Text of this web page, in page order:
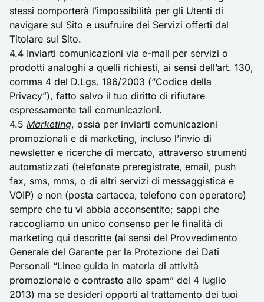
stessi comporterà l’impossibilità per gli Utenti di
navigare sul Sito e usufruire dei Servizi offerti dal
Titolare sul Sito.
4.4 Inviarti comunicazioni via e-mail per servizi o
prodotti analoghi a quelli richiesti, ai sensi dell’art. 130,
comma 4 del D.Lgs. 196/2003 (“Codice della
Privacy”), fatto salvo il tuo diritto di rifiutare
espressamente tali comunicazioni.
4.5 Marketing, ossia per inviarti comunicazioni
promozionali e di marketing, incluso l’invio di
newsletter e ricerche di mercato, attraverso strumenti
automatizzati (telefonate preregistrate, email, push
fax, sms, mms, o di altri servizi di messaggistica e
VOIP) e non (posta cartacea, telefono con operatore)
sempre che tu vi abbia acconsentito; sappi che
raccogliamo un unico consenso per le finalità di
marketing qui descritte (ai sensi del Provvedimento
Generale del Garante per la Protezione dei Dati
Personali “Linee guida in materia di attività
promozionale e contrasto allo spam” del 4 luglio
2013) ma se desideri opporti al trattamento dei tuoi